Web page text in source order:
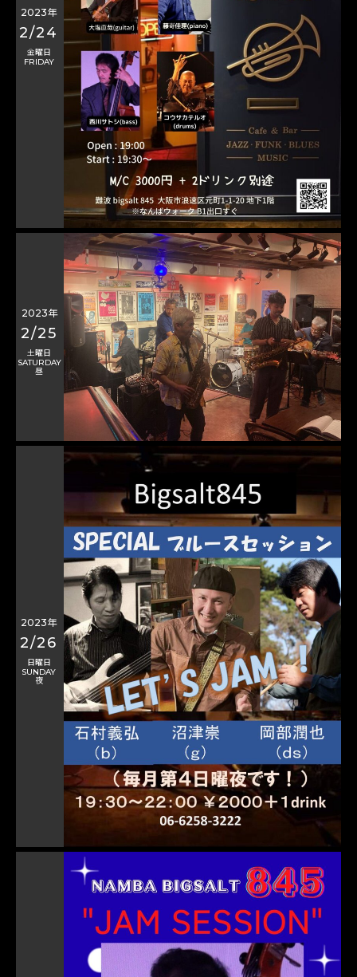
2023年
2/24
金曜日
FRIDAY
2023年
2/25
土曜日
SATURDAY
昼
2023年
2/26
日曜日
SUNDAY
夜